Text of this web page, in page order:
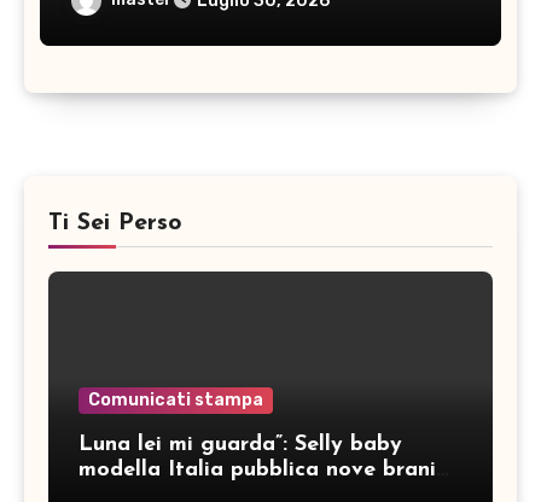
Ti Sei Perso
Comunicati stampa
Luna lei mi guarda”: Selly baby
modella Italia pubblica nove brani